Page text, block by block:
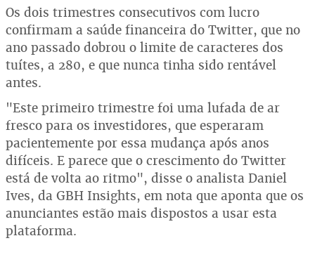
Os dois trimestres consecutivos com lucro
confirmam a saúde financeira do Twitter, que no
ano passado dobrou o limite de caracteres dos
tuítes, a 280, e que nunca tinha sido rentável
antes.
"Este primeiro trimestre foi uma lufada de ar
fresco para os investidores, que esperaram
pacientemente por essa mudança após anos
difíceis. E parece que o crescimento do Twitter
está de volta ao ritmo", disse o analista Daniel
Ives, da GBH Insights, em nota que aponta que os
anunciantes estão mais dispostos a usar esta
plataforma.